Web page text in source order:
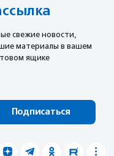
свежие новости,
материалы в вашем
ящике
Подписаться